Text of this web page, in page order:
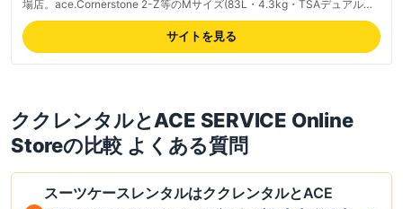
場店。ace.Cornerstone 2-Z等のMサイズ(83L・4.3kg・TSAデュアルロ
ック)を扱う。1日〜40日まで豊富なレンタル期間(3/5/7/10/14/20/30/40
日)、送料無料・破損補償込み、身長157cm以上向け。スーツケースレン
タルNo.1メーカー直営の安心感が強み。
サイトを見る
ククレンタルとACE SERVICE Online
Storeの比較 よくある質問
スーツケースレンタルはククレンタルとACE